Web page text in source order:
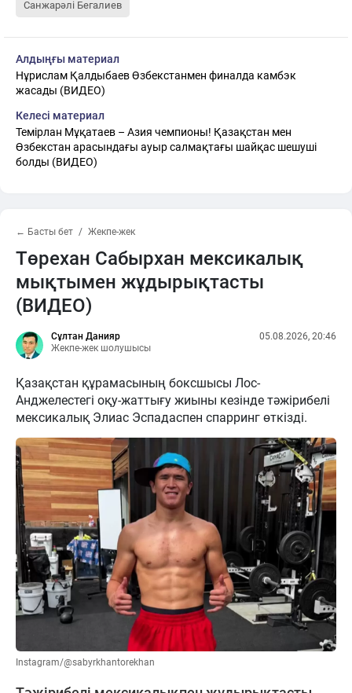
Санжарәлі Бегалиев
Алдыңғы материал
Нұрислам Қалдыбаев Өзбекстанмен финалда камбэк
жасады (ВИДЕО)
Келесі материал
Темірлан Мұқатаев – Азия чемпионы! Қазақстан мен
Өзбекстан арасындағы ауыр салмақтағы шайқас шешуші
болды (ВИДЕО)
← Басты бет Жекпе-жек
Төрехан Сабырхан мексикалық
мықтымен жұдырықтасты
(ВИДЕО)
Сұлтан Данияр
Жекпе-жек шолушысы
05.08.2026, 20:46
Қазақстан құрамасының боксшысы Лос-
Анджелестегі оқу-жаттығу жиыны кезінде тәжірибелі
мексикалық Элиас Эспадаспен спарринг өткізді.
Instagram/@sabyrkhantorekhan